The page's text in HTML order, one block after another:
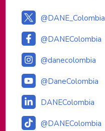
@DANE_Colombia
@DANEColombia
@danecolombia
@DaneColombia
DANEColombia
@DANEColombia